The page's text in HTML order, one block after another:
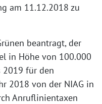
am 11.12.2018 zu
beantragt, der
in Höhe von 100.000
2019 für den
2018 von der NIAG in
Anruflinientaxen